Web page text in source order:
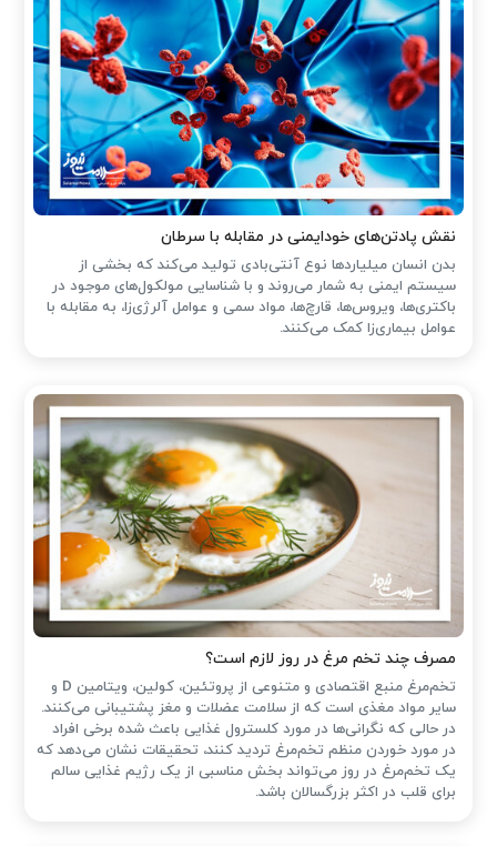
نقش پادتن‌های خودایمنی در مقابله با سرطان
بدن انسان میلیاردها نوع آنتی‌بادی تولید می‌کند که بخشی از
سیستم ایمنی به شمار می‌روند و با شناسایی مولکول‌های موجود در
باکتری‌ها، ویروس‌ها، قارچ‌ها، مواد سمی و عوامل آلرژی‌زا، به مقابله با
عوامل بیماری‌زا کمک می‌کنند.
مصرف چند تخم مرغ در روز لازم است؟
تخم‌مرغ منبع اقتصادی و متنوعی از پروتئین، کولین، ویتامین D و
سایر مواد مغذی است که از سلامت عضلات و مغز پشتیبانی می‌کنند.
در حالی که نگرانی‌ها در مورد کلسترول غذایی باعث شده ‌برخی افراد
در مورد خوردن منظم تخم‌مرغ تردید کنند، تحقیقات نشان می‌دهد که
یک تخم‌مرغ در روز می‌تواند بخش مناسبی از یک رژیم غذایی سالم
برای قلب در اکثر بزرگسالان باشد.